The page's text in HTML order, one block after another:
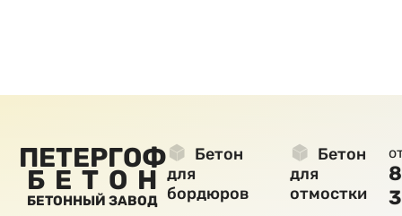
ПЕТЕРГОФ
БЕТОН
БЕТОННЫЙ ЗАВОД
Бетон
для
бордюров
Бетон
для
отмостки